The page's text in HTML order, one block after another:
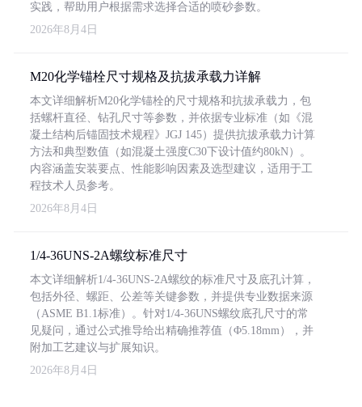
实践，帮助用户根据需求选择合适的喷砂参数。
2026年8月4日
M20化学锚栓尺寸规格及抗拔承载力详解
本文详细解析M20化学锚栓的尺寸规格和抗拔承载力，包
括螺杆直径、钻孔尺寸等参数，并依据专业标准（如《混
凝土结构后锚固技术规程》JGJ 145）提供抗拔承载力计算
方法和典型数值（如混凝土强度C30下设计值约80kN）。
内容涵盖安装要点、性能影响因素及选型建议，适用于工
程技术人员参考。
2026年8月4日
1/4-36UNS-2A螺纹标准尺寸
本文详细解析1/4-36UNS-2A螺纹的标准尺寸及底孔计算，
包括外径、螺距、公差等关键参数，并提供专业数据来源
（ASME B1.1标准）。针对1/4-36UNS螺纹底孔尺寸的常
见疑问，通过公式推导给出精确推荐值（Φ5.18mm），并
附加工艺建议与扩展知识。
2026年8月4日